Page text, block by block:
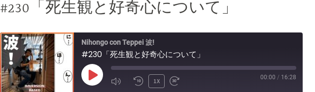
#230「死生観と好奇心について」
Nihongo con Teppei 波!
#230「死生観と好奇心について」
PLAY
MUTE/UNMUTE
REWIND
1X 00:00 / 16:28